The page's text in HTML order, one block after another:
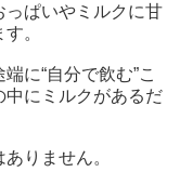
っぱいやミルクに甘
。
に“自分で飲む”こ
中にミルクがあるだ
りません。